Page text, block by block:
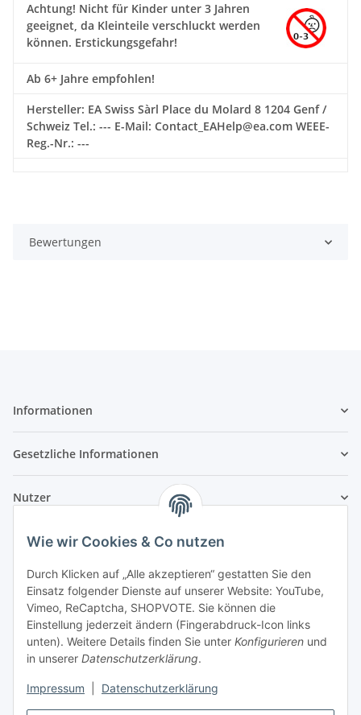
Wie wir Cookies & Co nutzen
Durch Klicken auf „Alle akzeptieren“ gestatten Sie den
Einsatz folgender Dienste auf unserer Website: YouTube,
Vimeo, ReCaptcha, SHOPVOTE. Sie können die
Einstellung jederzeit ändern (Fingerabdruck-Icon links
unten). Weitere Details finden Sie unter Konfigurieren und
in unserer Datenschutzerklärung.
Impressum Datenschutzerklärung
Achtung! Nicht für Kinder unter 3 Jahren
geeignet, da Kleinteile verschluckt werden
können. Erstickungsgefahr!
Ab 6+ Jahre empfohlen!
Hersteller: EA Swiss Sàrl Place du Molard 8 1204 Genf /
Schweiz Tel.: --- E-Mail: Contact_EAHelp@ea.com WEEE-
Reg.-Nr.: ---
Bewertungen
Informationen
Gesetzliche Informationen
Nutzer